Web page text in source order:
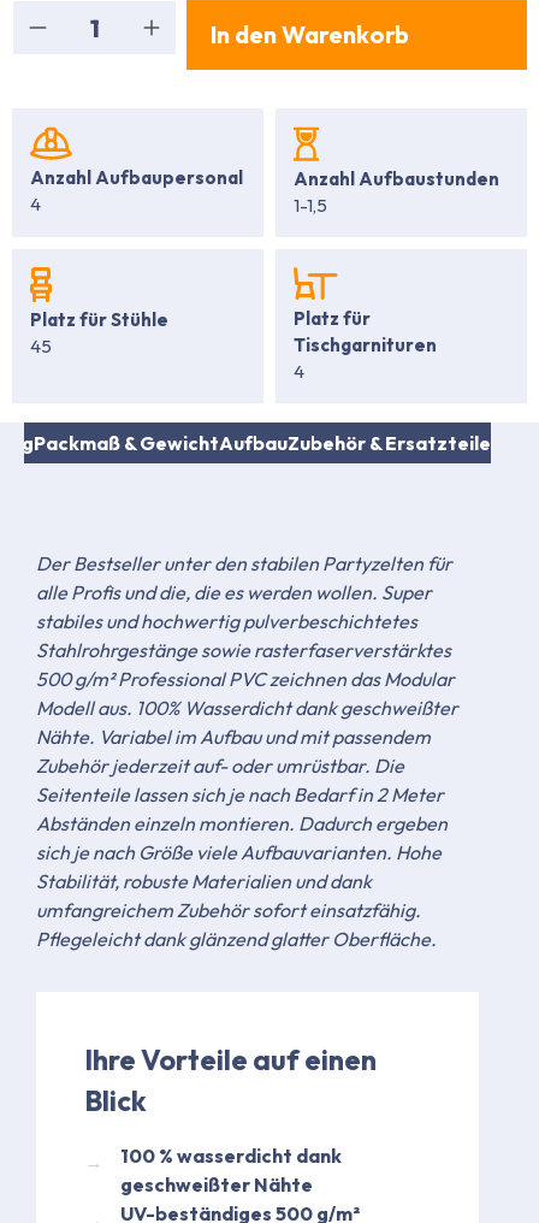
Produkt Anzahl: Gib den gewünschten Wert
In den Warenkorb
Anzahl Aufbaupersonal
4
Anzahl Aufbaustunden
1-1,5
Platz für Stühle
45
Platz für
Tischgarnituren
4
Packmaß & GewichtAufbauZubehör & Ersatzteile
Der Bestseller unter den stabilen Partyzelten für
alle Profis und die, die es werden wollen. Super
stabiles und hochwertig pulverbeschichtetes
Stahlrohrgestänge sowie rasterfaserverstärktes
500 g/m² Professional PVC zeichnen das Modular
Modell aus. 100% Wasserdicht dank geschweißter
Nähte. Variabel im Aufbau und mit passendem
Zubehör jederzeit auf- oder umrüstbar. Die
Seitenteile lassen sich je nach Bedarf in 2 Meter
Abständen einzeln montieren. Dadurch ergeben
sich je nach Größe viele Aufbauvarianten. Hohe
Stabilität, robuste Materialien und dank
umfangreichem Zubehör sofort einsatzfähig.
Pflegeleicht dank glänzend glatter Oberfläche.
Ihre Vorteile auf einen
Blick
​100 % wasserdicht dank
geschweißter Nähte​
UV-beständiges 500 g/m²